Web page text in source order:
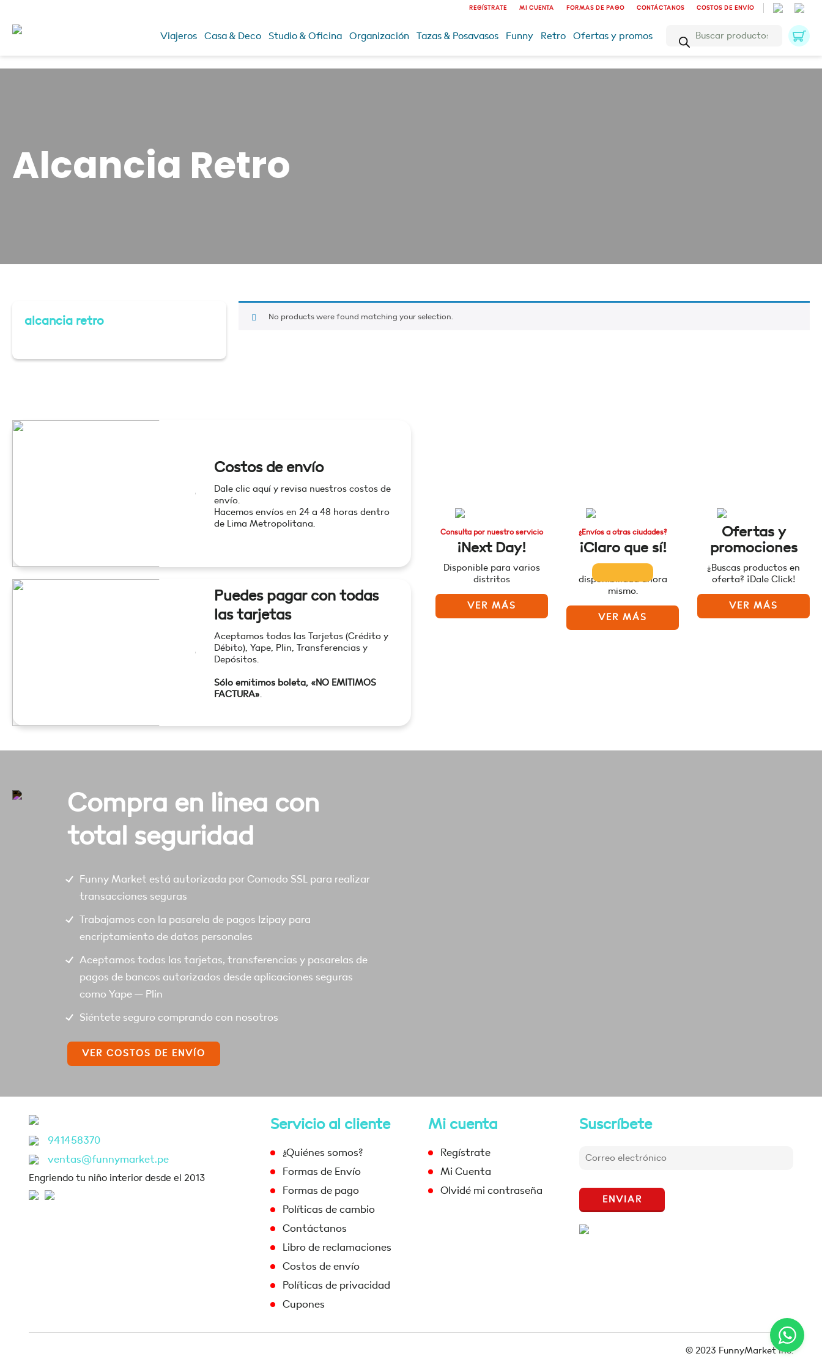
REGÍSTRATE MI CUENTA FORMAS DE PAGO CONTÁCTANOS COSTOS DE ENVÍO
Viajeros Casa & Deco Studio & Oficina Organización Tazas & Posavasos Funny Retro Ofertas y promos
Búsqueda
productos
Alcancia Retro
alcancia retro No products were found matching your selection.
Costos de envío
Dale clic aquí y revisa nuestros costos de
envío.
Hacemos envíos en 24 a 48 horas dentro
de Lima Metropolitana.
Puedes pagar con todas
las tarjetas
Aceptamos todas las Tarjetas (Crédito y
Débito), Yape, Plin, Transferencias y
Depósitos.
Sólo emitimos boleta, «NO EMITIMOS
FACTURA».
Consulta por nuestro servicio
¡Next Day!
Disponible para varios
distritos
VER MÁS
¿Envíos a otras ciudades?
¡Claro que sí!
disponibilidad ahora
mismo.
VER MÁS
Ofertas y
promociones
¿Buscas productos en
oferta? ¡Dale Click!
VER MÁS
Compra en linea con
total seguridad
Funny Market está autorizada por Comodo SSL para realizar
transacciones seguras
Trabajamos con la pasarela de pagos Izipay para
encriptamiento de datos personales
Aceptamos todas las tarjetas, transferencias y pasarelas de
pagos de bancos autorizados desde aplicaciones seguras
como Yape – Plin
Siéntete seguro comprando con nosotros
VER COSTOS DE ENVÍO
941458370
ventas@funnymarket.pe
Engriendo tu niño interior desde el 2013
Servicio al cliente
¿Quiénes somos?
Formas de Envío
Formas de pago
Políticas de cambio
Contáctanos
Libro de reclamaciones
Costos de envío
Políticas de privacidad
Cupones
Mi cuenta
Regístrate
Mi Cuenta
Olvidé mi contraseña
Suscríbete
ENVIAR
© 2023 FunnyMarket Inc.